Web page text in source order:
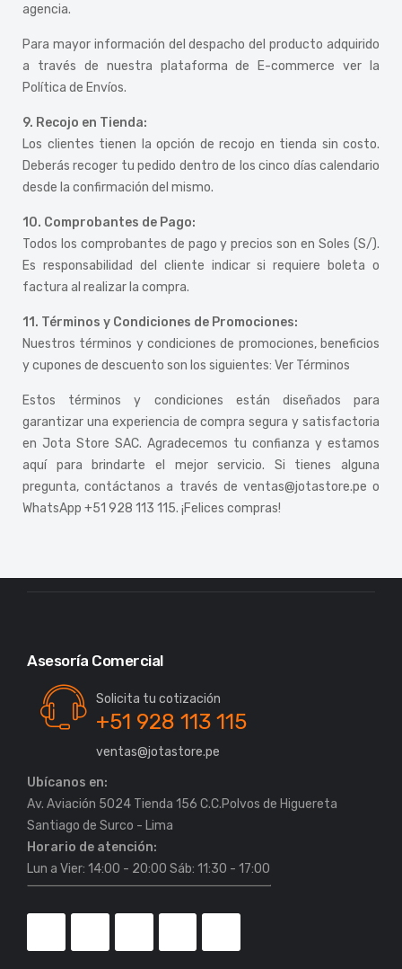
agencia.
Para mayor información del despacho del producto adquirido
a través de nuestra plataforma de E-commerce ver la
Política de Envíos.
9. Recojo en Tienda:
Los clientes tienen la opción de recojo en tienda sin costo.
Deberás recoger tu pedido dentro de los cinco días calendario
desde la confirmación del mismo.
10. Comprobantes de Pago:
Todos los comprobantes de pago y precios son en Soles (S/).
Es responsabilidad del cliente indicar si requiere boleta o
factura al realizar la compra.
11. Términos y Condiciones de Promociones:
Nuestros términos y condiciones de promociones, beneficios
y cupones de descuento son los siguientes: Ver Términos
Estos términos y condiciones están diseñados para
garantizar una experiencia de compra segura y satisfactoria
en Jota Store SAC. Agradecemos tu confianza y estamos
aquí para brindarte el mejor servicio. Si tienes alguna
pregunta, contáctanos a través de ventas@jotastore.pe o
WhatsApp +51 928 113 115. ¡Felices compras!
Asesoría Comercial
Solicita tu cotización
+51 928 113 115
ventas@jotastore.pe
Ubícanos en:
Av. Aviación 5024 Tienda 156 C.C.Polvos de Higuereta
Horario de atención:
Lun a Vier: 14:00 - 20:00 Sáb: 11:30 - 17:00